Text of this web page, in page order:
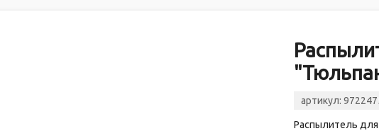
артикул:
Распылитель